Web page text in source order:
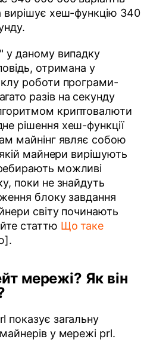
вирішує хеш-функцію 340
у даному випадку
отримана у
роботи програми-
разів на секунду
криптовалюти
рішення хеш-функції
майнінг являє собою
майнери вирішують
можливі
поки не знайдуть
блоку завдання
світу починають
статтю Що таке
мережі? Як він
показує загальну
у мережі prl.